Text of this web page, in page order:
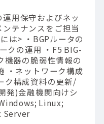
用保守およびネッ
テナンスをご担当
は> ・BGPルータの
クの運用 ・F5 BIG-
機器の脆弱性情報の
・ネットワーク構成
ク構成資料の更新/
発)金融機関向けシ
Linux;
Server